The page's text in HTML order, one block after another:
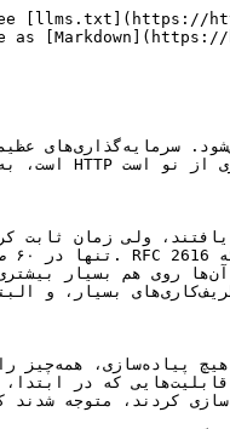
[llms.txt](https://